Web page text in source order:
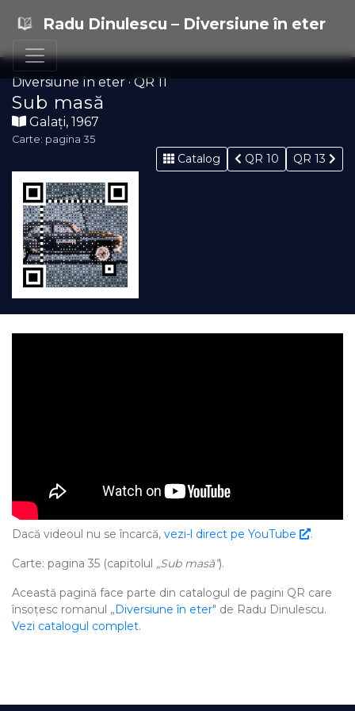
Radu Dinulescu – Diversiune în eter
Diversiune în eter · QR 11
Sub masă
Galați, 1967
Carte: pagina 35
Catalog QR 10 QR 13
Dacă videoul nu se încarcă, vezi-l direct pe YouTube .
Carte: pagina 35 (capitolul „Sub masă”).
Această pagină face parte din catalogul de pagini QR care
însoțesc romanul „Diversiune în eter" de Radu Dinulescu.
Vezi catalogul complet.